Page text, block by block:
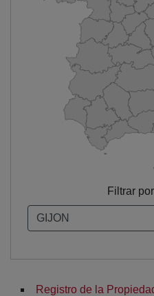
Filtrar
Registro de la